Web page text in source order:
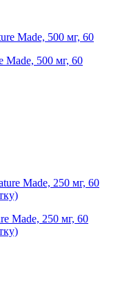
Made, 500 мг, 60
Made, 250 мг, 60